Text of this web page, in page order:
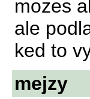
mozes
ale
ked to
mejzy